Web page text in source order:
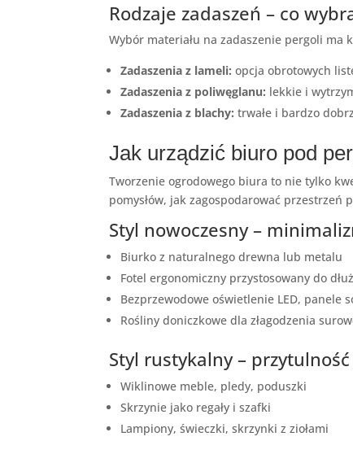
Rodzaje zadaszeń – co
Wybór materiału na zadaszenie pergoli ma
Zadaszenia z lameli: opcja obrotowych
Zadaszenia z poliwęglanu: lekkie i
Zadaszenia z blachy: trwałe i bardzo
Jak urządzić biuro pod
Tworzenie ogrodowego biura to nie tylko
pomysłów, jak zagospodarować przestrzeń
Styl nowoczesny –
Biurko z naturalnego drewna lub metalu
Fotel ergonomiczny przystosowany do
Bezprzewodowe oświetlenie LED, panele
Rośliny doniczkowe dla złagodzenia
Styl rustykalny –
Wiklinowe meble, pledy, poduszki
Skrzynie jako regały i szafki
Lampiony, świeczki, skrzynki z ziołami